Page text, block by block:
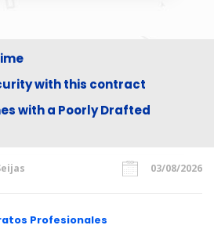
with this contract
with a Poorly Drafted
03/08/2026
Profesionales